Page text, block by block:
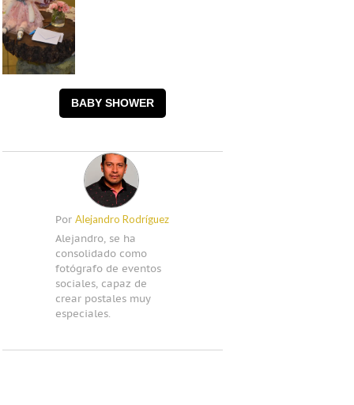
BABY SHOWER
PorAlejandro Rodríguez
Alejandro, se ha
consolidado como
fotógrafo de eventos
sociales, capaz de
crear postales muy
especiales.